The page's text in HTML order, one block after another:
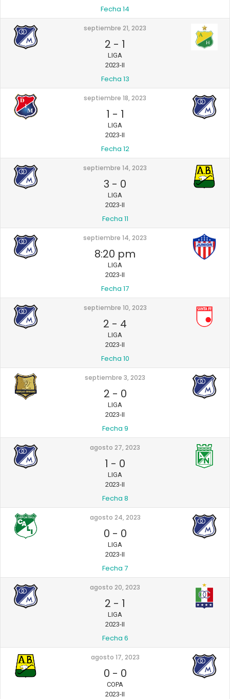
Fecha 14
septiembre 21, 2023
2 - 1
LIGA
2023-II
Fecha 13
septiembre 18, 2023
1 - 1
LIGA
2023-II
Fecha 12
septiembre 14, 2023
3 - 0
LIGA
2023-II
Fecha 11
septiembre 14, 2023
8:20 pm
LIGA
2023-II
Fecha 17
septiembre 10, 2023
2 - 4
LIGA
2023-II
Fecha 10
septiembre 3, 2023
2 - 0
LIGA
2023-II
Fecha 9
agosto 27, 2023
1 - 0
LIGA
2023-II
Fecha 8
agosto 24, 2023
0 - 0
LIGA
2023-II
Fecha 7
agosto 20, 2023
2 - 1
LIGA
2023-II
Fecha 6
agosto 17, 2023
0 - 0
COPA
2023-II